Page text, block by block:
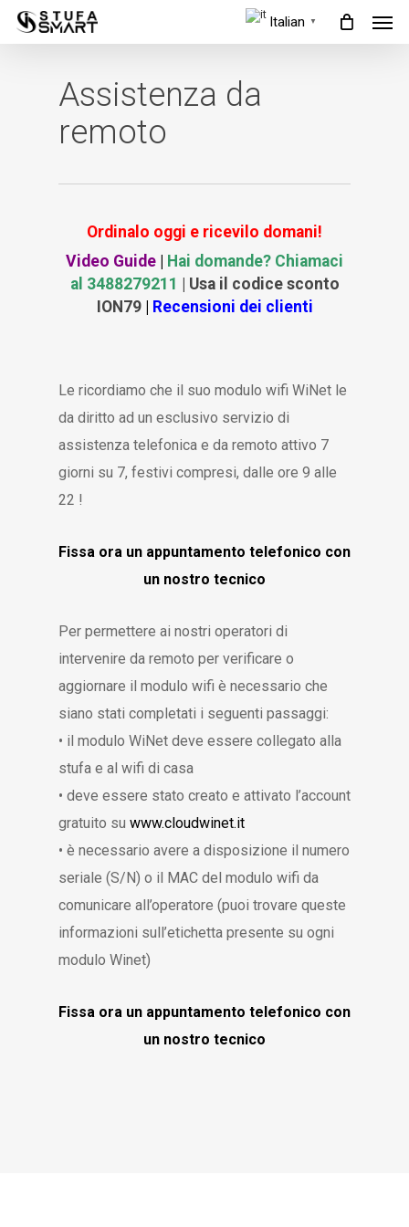
Skip
Italian ▼
Assistenza da
remoto
Ordinalo oggi e ricevilo domani!
Video Guide
Hai domande? Chiamaci
al 3488279211
| Usa il codice sconto
ION79
Recensioni dei clienti
Le ricordiamo che il suo modulo wifi WiNet le
da diritto ad un esclusivo servizio di
assistenza telefonica e da remoto attivo 7
giorni su 7, festivi compresi, dalle ore 9 alle
22 !
Fissa ora un appuntamento telefonico con
un nostro tecnico
Per permettere ai nostri operatori di
intervenire da remoto per verificare o
aggiornare il modulo wifi è necessario che
siano stati completati i seguenti passaggi:
• il modulo WiNet deve essere collegato alla
stufa e al wifi di casa
• deve essere stato creato e attivato l’account
gratuito su www.cloudwinet.it
• è necessario avere a disposizione il numero
seriale (S/N) o il MAC del modulo wifi da
comunicare all’operatore (puoi trovare queste
informazioni sull’etichetta presente su ogni
modulo Winet)
Fissa ora un appuntamento telefonico con
un nostro tecnico